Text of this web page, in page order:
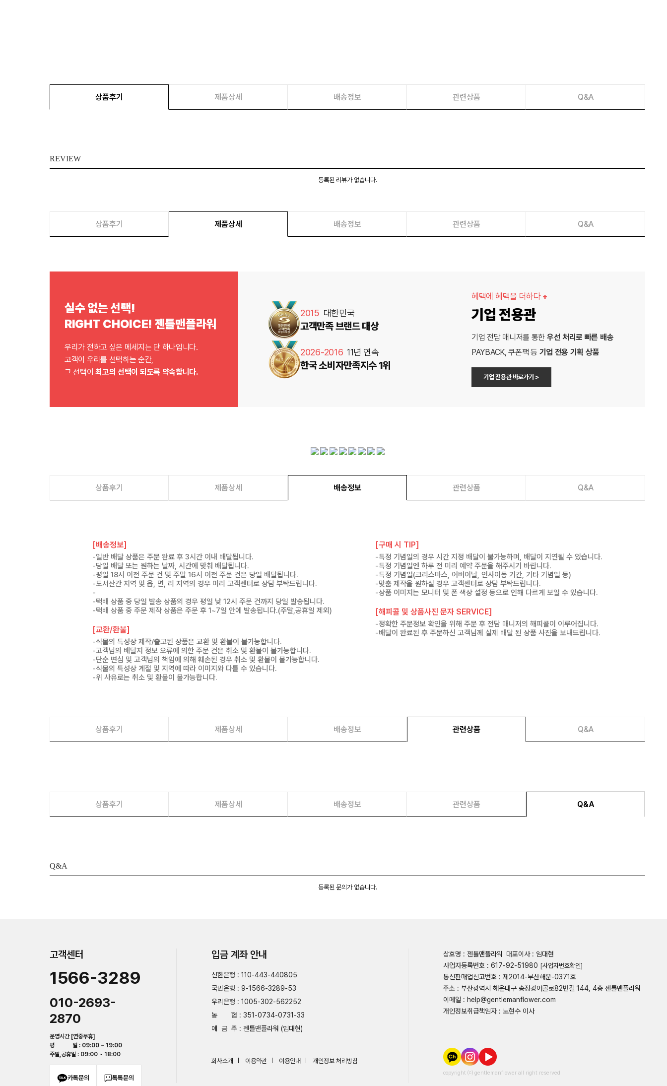
상품후기 제품상세 배송정보 관련상품 Q&A
REVIEW
등록된 리뷰가 없습니다.
상품후기 제품상세 배송정보 관련상품 Q&A
실수 없는 선택!
RIGHT CHOICE! 젠틀맨플라워
우리가 전하고 싶은 메세지는 단 하나입니다.
고객이 우리를 선택하는 순간,
그 선택이최고의 선택이 되도록 약속합니다.
2015 대한민국
고객만족 브랜드 대상
2026-2016 11년 연속
한국 소비자만족지수 1위
혜택에 혜택을 더하다 +
기업 전용관
기업 전담 매니저를 통한 우선 처리로 빠른 배송
PAYBACK, 쿠폰팩 등 기업 전용 기획 상품
기업 전용관 바로가기 >
상품후기 제품상세 배송정보 관련상품 Q&A
[배송정보]
-일반 배달 상품은 주문 완료 후 3시간 이내 배달됩니다.
-당일 배달 또는 원하는 날짜, 시간에 맞춰 배달됩니다.
-평일 18시 이전 주문 건 및 주말 16시 이전 주문 건은 당일 배달됩니다.
-도서산간 지역 및 읍, 면, 리 지역의 경우 미리 고객센터로 상담 부탁드립니다.
-
-택배 상품 중 당일 발송 상품의 경우 평일 낮 12시 주문 건까지 당일 발송됩니다.
-택배 상품 중 주문 제작 상품은 주문 후 1~7일 안에 발송됩니다.(주말,공휴일 제외)
[교환/환불]
-식물의 특성상 제작/출고된 상품은 교환 및 환불이 불가능합니다.
-고객님의 배달지 정보 오류에 의한 주문 건은 취소 및 환불이 불가능합니다.
-단순 변심 및 고객님의 책임에 의해 훼손된 경우 취소 및 환불이 불가능합니다.
-식물의 특성상 계절 및 지역에 따라 이미지와 다를 수 있습니다.
-위 사유로는 취소 및 환불이 불가능합니다.
[구매 시 TIP]
-특정 기념일의 경우 시간 지정 배달이 불가능하며, 배달이 지연될 수 있습니다.
-특정 기념일엔 하루 전 미리 예약 주문을 해주시기 바랍니다.
-특정 기념일(크리스마스, 어버이날, 인사이동 기간, 기타 기념일 등)
-맞춤 제작을 원하실 경우 고객센터로 상담 부탁드립니다.
-상품 이미지는 모니터 및 폰 색상 설정 등으로 인해 다르게 보일 수 있습니다.
[해피콜 및 상품사진 문자 SERVICE]
-정확한 주문정보 확인을 위해 주문 후 전담 매니저의 해피콜이 이루어집니다.
-배달이 완료된 후 주문하신 고객님께 실제 배달 된 상품 사진을 보내드립니다.
상품후기 제품상세 배송정보 관련상품 Q&A
상품후기 제품상세 배송정보 관련상품 Q&A
Q&A
등록된 문의가 없습니다.
고객센터
1566-3289
010-2693-
2870
운영시간 [연중무휴]
평 일 : 09:00 ~ 19:00
주말,공휴일 : 09:00 ~ 18:00
카톡문의 톡톡문의
입금 계좌 안내
신한은행 : 110-443-440805
국민은행 : 9-1566-3289-53
우리은행 : 1005-302-562252
농 협 : 351-0734-0731-33
예 금 주 : 젠틀맨플라워 (임대현)
회사소개 이용약관 이용안내 개인정보 처리방침
상호명 : 젠틀맨플라워 대표이사 : 임대현
사업자등록번호 : 617-92-51980 [사업자번호확인]
통신판매업신고번호 : 제2014-부산해운-0371호
주소 : 부산광역시 해운대구 송정광어골로82번길 144, 4층 젠틀맨플라워
이메일 : help@gentlemanflower.com
개인정보취급책임자 : 노현수 이사
copyright ⒞ gentlemanflower all right reserved